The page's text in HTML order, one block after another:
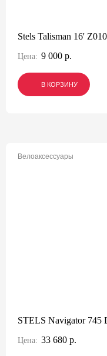
Stels Talisman 16' Z010
Цена: 9 000 р.
В КОРЗИНУ
В КОРЗИНУ
В КОРЗИНУ
Велоаксессуары
STELS Navigator 745
Цена: 33 680 р.